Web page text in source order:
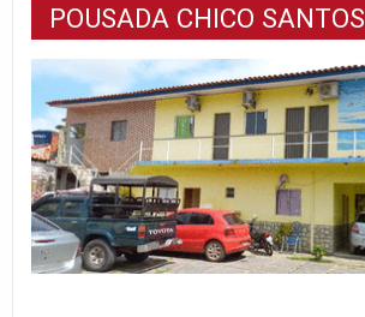
POUSADA CHICO SANTOS